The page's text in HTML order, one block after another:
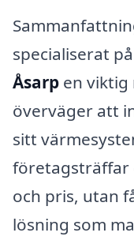
specialiserat på
Åsarp en viktig
överväger att
sitt
företagsträffar
och pris, utan
lösning som